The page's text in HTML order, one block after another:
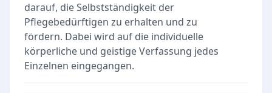
darauf, die Selbstständigkeit der
Pflegebedürftigen zu erhalten und zu
fördern. Dabei wird auf die individuelle
körperliche und geistige Verfassung jedes
Einzelnen eingegangen.